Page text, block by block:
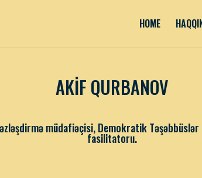
HOME
AKİF QURBANOV
müdafiəçisi, Demokratik
fasilitatoru.